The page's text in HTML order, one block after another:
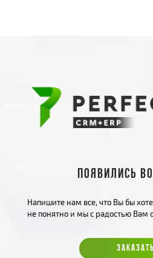
Появились
Напишите нам все, что Вы бы
не понятно и мы с радостью Вам
ЗАКАЗАТЬ